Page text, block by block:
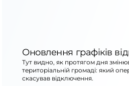
Оновлення графіків
Тут видно, як протягом дня
територіальній громаді: який
скасував відключення.